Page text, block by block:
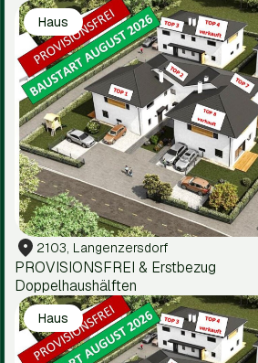
Haus
2103, Langenzersdorf
PROVISIONSFREI & Erstbezug
Doppelhaushälften
Haus